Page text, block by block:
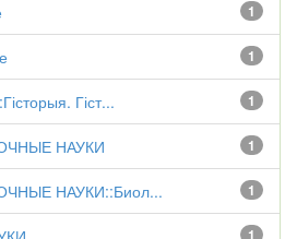
1
1
1
Гіст...
1
НАУКИ
1
НАУКИ::Биол...
1